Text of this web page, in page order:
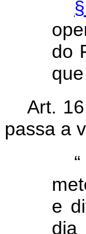
do
Art.
passa a
e
dia